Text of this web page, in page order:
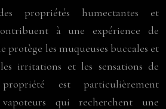
propriétés humectantes et
à une expérience de
protège les muqueuses buccales et
irritations et les sensations de
propriété est particulièrement
qui recherchent une